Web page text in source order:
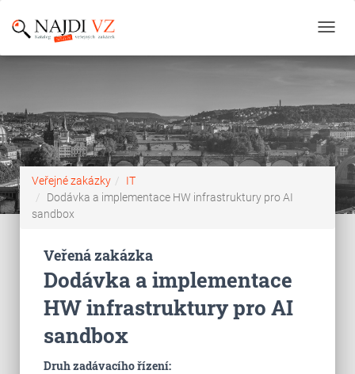
Veřejné zakázky
IT
Dodávka a implementace HW infrastruktury pro AI
sandbox
Veřená zakázka
Dodávka a implementace
HW infrastruktury pro AI
sandbox
Druh zadávacího řízení: